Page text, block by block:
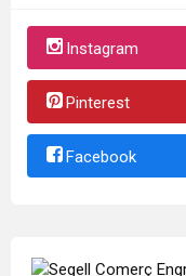
Instagram
Pinterest
Facebook